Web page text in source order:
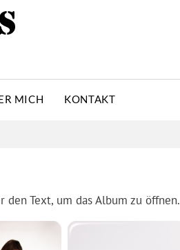
MICH KONTAKT
Text, um das Album zu öffnen.